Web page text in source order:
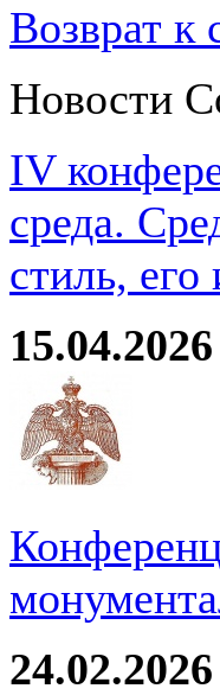
Возврат к
Новости
IV
среда.
стиль, его
15.04.2026
24.02.2026